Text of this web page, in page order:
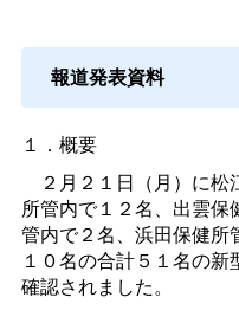
報道発表資料
１．概要
２月２１日（月）に松
所管内で１２名、出雲
管内で２名、浜田保健所
１０名の合計５１名の
確認されました。